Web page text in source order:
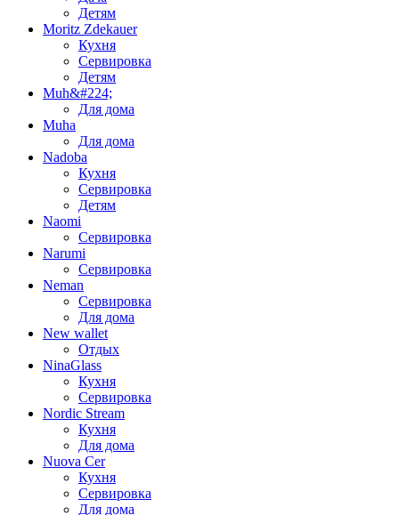
Детям
Moritz Zdekauer
Кухня
Сервировка
Детям
Muh&#224;
Для дома
Muha
Для дома
Nadoba
Кухня
Сервировка
Детям
Naomi
Сервировка
Narumi
Сервировка
Neman
Сервировка
Для дома
New wallet
Отдых
NinaGlass
Кухня
Сервировка
Nordic Stream
Кухня
Для дома
Nuova Cer
Кухня
Сервировка
Для дома